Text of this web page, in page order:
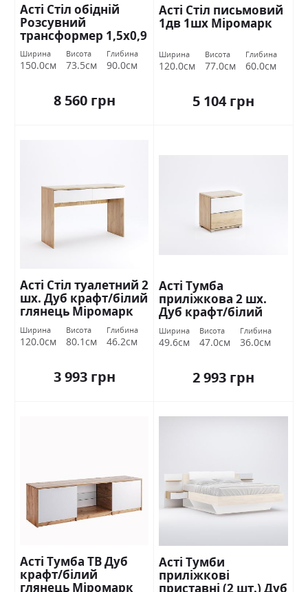
Асті Стіл обідній
Розсувний
трансформер 1,5х0,9
Дуб крафт/білий
глянець Міромарк
Ширина
150.0см
Висота
73.5см
Глибина
90.0см
8 560 грн
Асті Стіл письмовий
1дв 1шх Міромарк
Ширина
120.0см
Висота
77.0см
Глибина
60.0см
5 104 грн
Асті Стіл туалетний 2
шх. Дуб крафт/білий
глянець Міромарк
Ширина
120.0см
Висота
80.1см
Глибина
46.2см
3 993 грн
Асті Тумба
приліжкова 2 шх.
Дуб крафт/білий
глянець Міромарк
Ширина
49.6см
Висота
47.0см
Глибина
36.0см
2 993 грн
Асті Тумба ТВ Дуб
крафт/білий
глянець Міромарк
Асті Тумби
приліжкові
приставні (2 шт.) Дуб